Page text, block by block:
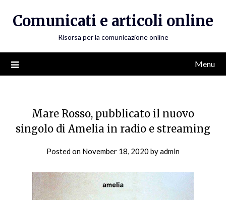
Comunicati e articoli online
Risorsa per la comunicazione online
Menu
Mare Rosso, pubblicato il nuovo
singolo di Amelia in radio e streaming
Posted on November 18, 2020 byadmin